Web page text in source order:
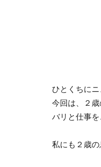
ひとくちに
今回は、２
バリと仕事
私にも２歳